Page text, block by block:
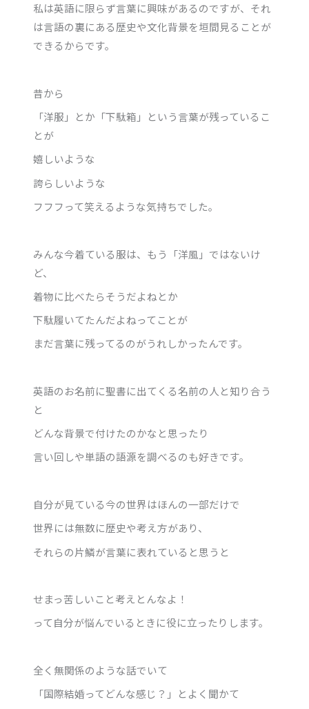
私は英語に限らず言葉に興味があるのですが、それ
は言語の裏にある歴史や文化背景を垣間見ることが
できるからです。
昔から
「洋服」とか「下駄箱」という言葉が残っているこ
とが
嬉しいような
誇らしいような
フフフって笑えるような気持ちでした。
みんな今着ている服は、もう「洋風」ではないけ
ど、
着物に比べたらそうだよねとか
下駄履いてたんだよねってことが
まだ言葉に残ってるのがうれしかったんです。
英語のお名前に聖書に出てくる名前の人と知り合う
と
どんな背景で付けたのかなと思ったり
言い回しや単語の語源を調べるのも好きです。
自分が見ている今の世界はほんの一部だけで
世界には無数に歴史や考え方があり、
それらの片鱗が言葉に表れていると思うと
せまっ苦しいこと考えとんなよ！
って自分が悩んでいるときに役に立ったりします。
全く無関係のような話でいて
「国際結婚ってどんな感じ？」とよく聞かて